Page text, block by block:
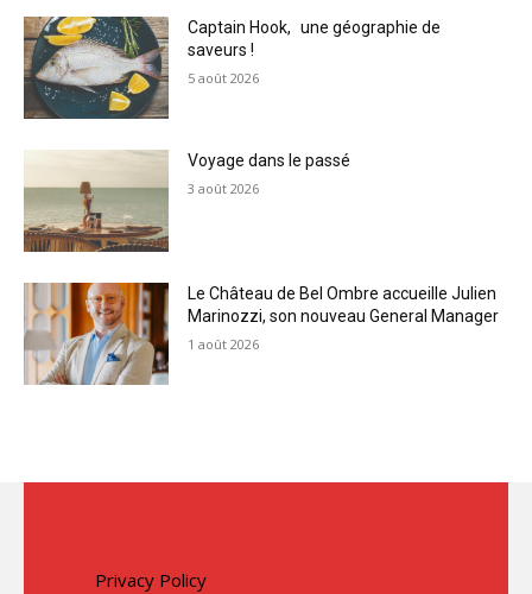
Captain Hook, une géographie de
saveurs !
5 août 2026
Voyage dans le passé
3 août 2026
Le Château de Bel Ombre accueille Julien
Marinozzi, son nouveau General Manager
1 août 2026
Privacy Policy